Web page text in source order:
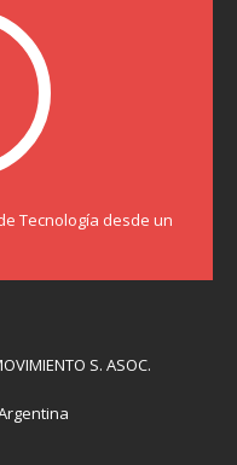
Tecnología desde un
S. ASOC.